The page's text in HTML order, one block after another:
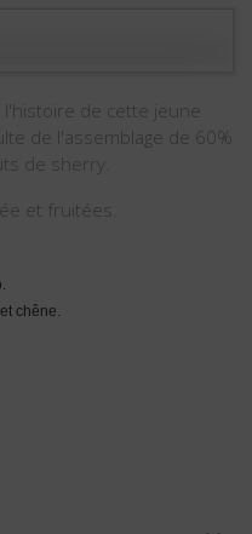
de cette jeune
de l'assemblage de 60%
de sherry.
et fruitées.
chêne.